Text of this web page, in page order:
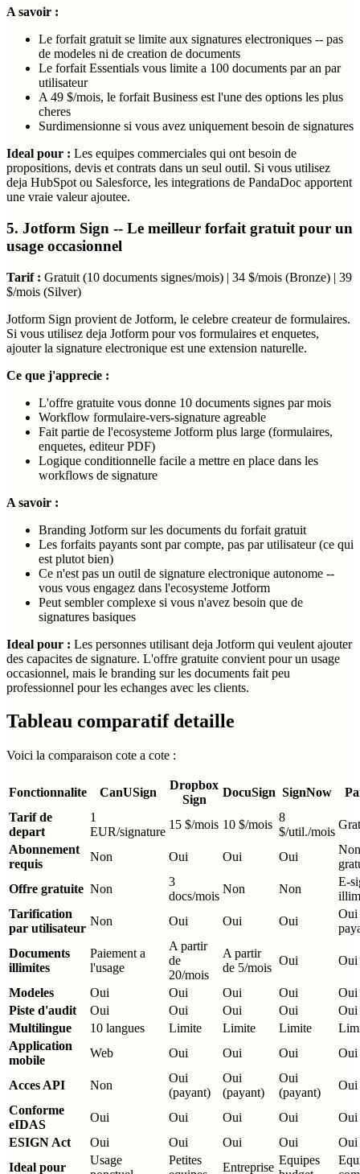
A savoir :
Le forfait gratuit se limite aux signatures electroniques -- pas
de modeles ni de creation de documents
Le forfait Essentials vous limite a 100 documents par an par
utilisateur
A 49 $/mois, le forfait Business est l'une des options les plus
cheres
Surdimensionne si vous avez uniquement besoin de signatures
Ideal pour : Les equipes commerciales qui ont besoin de
propositions, devis et contrats dans un seul outil. Si vous utilisez
deja HubSpot ou Salesforce, les integrations de PandaDoc apportent
une vraie valeur ajoutee.
5. Jotform Sign -- Le meilleur forfait gratuit pour un
usage occasionnel
Tarif : Gratuit (10 documents signes/mois) | 34 $/mois (Bronze) | 39
$/mois (Silver)
Jotform Sign provient de Jotform, le celebre createur de formulaires.
Si vous utilisez deja Jotform pour vos formulaires et enquetes,
ajouter la signature electronique est une extension naturelle.
Ce que j'apprecie :
L'offre gratuite vous donne 10 documents signes par mois
Workflow formulaire-vers-signature agreable
Fait partie de l'ecosysteme Jotform plus large (formulaires,
enquetes, editeur PDF)
Logique conditionnelle facile a mettre en place dans les
workflows de signature
A savoir :
Branding Jotform sur les documents du forfait gratuit
Les forfaits payants sont par compte, pas par utilisateur (ce qui
est plutot bien)
Ce n'est pas un outil de signature electronique autonome --
vous vous engagez dans l'ecosysteme Jotform
Peut sembler complexe si vous n'avez besoin que de
signatures basiques
Ideal pour : Les personnes utilisant deja Jotform qui veulent ajouter
des capacites de signature. L'offre gratuite convient pour un usage
occasionnel, mais le branding sur les documents fait peu
professionnel pour les echanges avec les clients.
Tableau comparatif detaille
Voici la comparaison cote a cote :
Fonctionnalite CanUSign
Dropbox
Sign
DocuSign SignNow
Tarif de
depart
1
EUR/signature
15 $/mois 10 $/mois
8
$/util./mois
Abonnement
requis
Non Oui Oui Oui
Offre gratuite Non
3
docs/mois
Non Non
E-
Tarification
par utilisateur
Non Oui Oui Oui
Oui
Documents
illimites
Paiement a
l'usage
A partir
de
20/mois
A partir
de 5/mois
Oui Oui
Modeles Oui Oui Oui Oui
Oui
Piste d'audit
Oui Oui Oui Oui
Oui
Multilingue
10 langues Limite Limite Limite
Application
mobile
Web Oui Oui Oui Oui
Acces API Non
Oui
(payant)
Oui
(payant)
Oui
(payant)
Oui
Conforme
eIDAS
Oui Oui Oui Oui
Oui
ESIGN Act
Oui Oui Oui Oui
Oui
Ideal pour
Usage
Petites
Entreprise
Equipes